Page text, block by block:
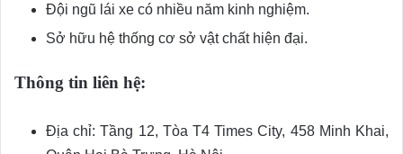
Đội ngũ lái xe có nhiều năm kinh nghiệm.
Sở hữu hệ thống cơ sở vật chất hiện đại.
Thông tin liên hệ:
Địa chỉ: Tầng 12, Tòa T4 Times City, 458 Minh Khai,